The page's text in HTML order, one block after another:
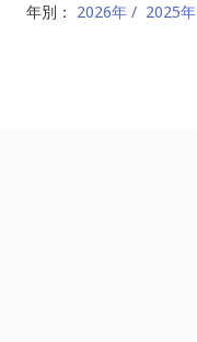
年別： 2026年 2025年